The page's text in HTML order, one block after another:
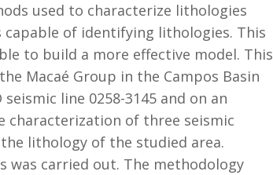
used to characterize lithologies
of identifying lithologies. This
to build a more effective model. This
Macaé Group in the Campos Basin
line 0258-3145 and on an
characterization of three seismic
lithology of the studied area.
was carried out. The methodology